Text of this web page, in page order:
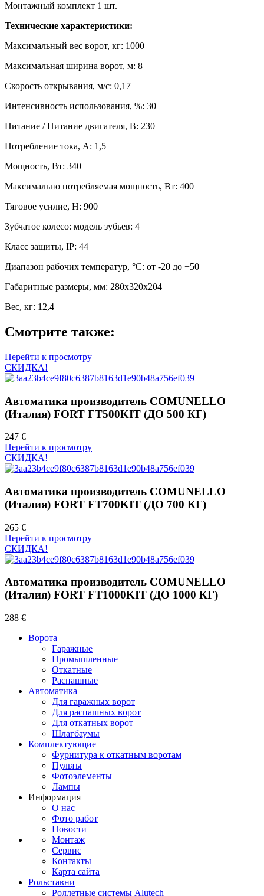
Монтажный комплект 1 шт.
Технические характеристики:
Максимальный вес ворот, кг: 1000
Максимальная ширина ворот, м: 8
Скорость открывания, м/с: 0,17
Интенсивность использования, %: 30
Питание / Питание двигателя, В: 230
Потребление тока, А: 1,5
Мощность, Вт: 340
Максимально потребляемая мощность, Вт: 400
Тяговое усилие, H: 900
Зубчатое колесо: модель зубьев: 4
Класс защиты, IP: 44
Диапазон рабочих температур, °C: от -20 до +50
Габаритные размеры, мм: 280x320x204
Вес, кг: 12,4
Смотрите также:
Перейти к просмотру
СКИДКА!
Автоматика производитель COMUNELLO
(Италия) FORT FT500KIT (ДО 500 КГ)
247 €
Перейти к просмотру
СКИДКА!
Автоматика производитель COMUNELLO
(Италия) FORT FT700KIT (ДО 700 КГ)
265 €
Перейти к просмотру
СКИДКА!
Автоматика производитель COMUNELLO
(Италия) FORT FT1000KIT (ДО 1000 КГ)
288 €
Ворота
Гаражные
Промышленные
Откатные
Распашные
Автоматика
Для гаражных ворот
Для распашных ворот
Для откатных ворот
Шлагбаумы
Комплектующие
Фурнитура к откатным воротам
Пульты
Фотоэлементы
Лампы
Информация
О нас
Фото работ
Новости
Монтаж
Сервис
Контакты
Карта сайта
Рольставни
Роллетные системы Alutech